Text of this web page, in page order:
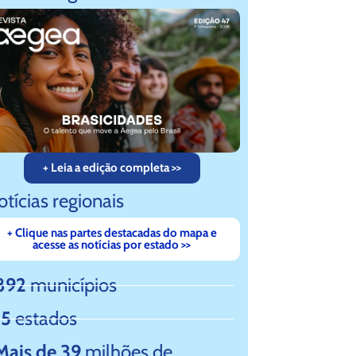
BRASIL
+ Leia a edição completa >>
regionais
+ Clique nas partes destacadas do mapa e
acesse as notícias por estado >>
municípios
estados